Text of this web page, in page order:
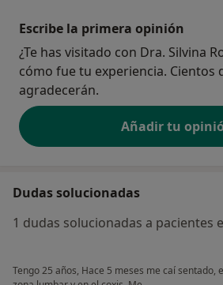
Escribe la primera opinión
¿Te has visitado con Dra. Silvina
cómo fue tu experiencia. Cientos
agradecerán.
Añadir tu
Dudas solucionadas
1 dudas solucionadas a pacientes
Tengo 25 años, Hace 5 meses me caí sentado,